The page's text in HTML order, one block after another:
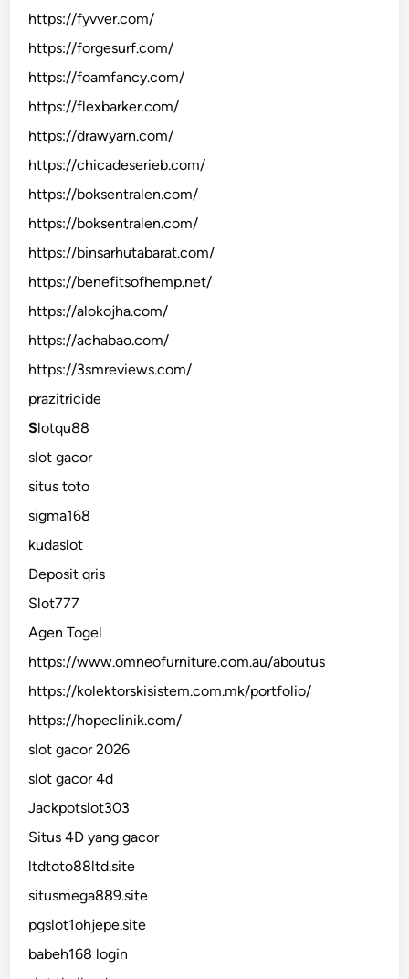
https://fyvver.com/
https://forgesurf.com/
https://foamfancy.com/
https://flexbarker.com/
https://drawyarn.com/
https://chicadeserieb.com/
https://boksentralen.com/
https://boksentralen.com/
https://binsarhutabarat.com/
https://benefitsofhemp.net/
https://alokojha.com/
https://achabao.com/
https://3smreviews.com/
prazitricide
Slotqu88
slot gacor
situs toto
sigma168
kudaslot
Deposit qris
Slot777
Agen Togel
https://www.omneofurniture.com.au/aboutus
https://kolektorskisistem.com.mk/portfolio/
https://hopeclinik.com/
slot gacor 2026
slot gacor 4d
Jackpotslot303
Situs 4D yang gacor
ltdtoto88ltd.site
situsmega889.site
pgslot1ohjepe.site
babeh168 login